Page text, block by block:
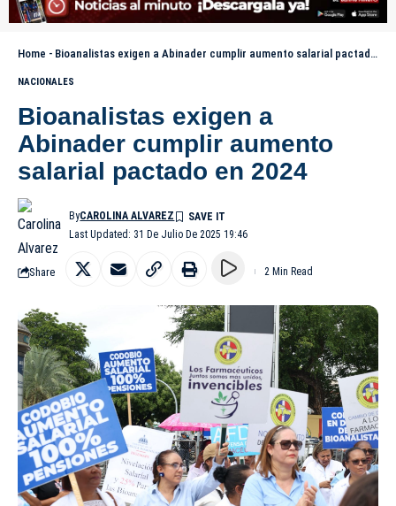
Home - Bioanalistas exigen a Abinader cumplir aumento salarial pactado en 2024
NACIONALES
Bioanalistas exigen a
Abinader cumplir aumento
salarial pactado en 2024
Last Updated: 31 De Julio De 2025 19:46
ByCAROLINA ALVAREZ
Share 2 Min Read